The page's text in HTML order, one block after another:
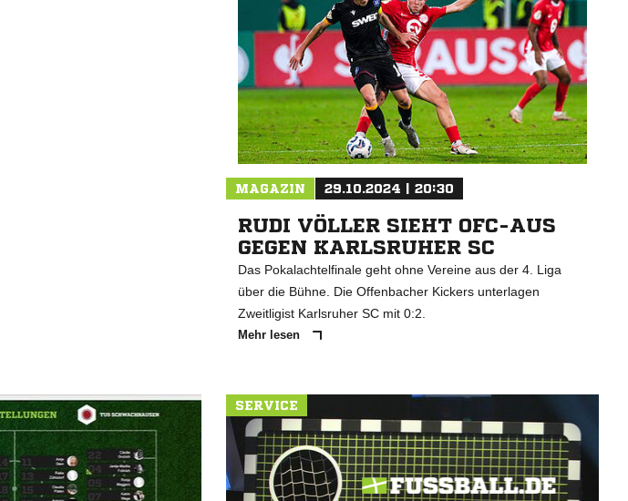
MAGAZIN 29.10.2024 | 20:30
RUDI VÖLLER SIEHT OFC-AUS
GEGEN KARLSRUHER SC
Das Pokalachtelfinale geht ohne Vereine aus der 4. Liga
über die Bühne. Die Offenbacher Kickers unterlagen
Zweitligist Karlsruher SC mit 0:2.
Mehr lesen
SERVICE